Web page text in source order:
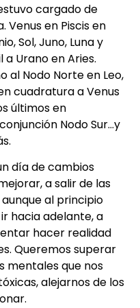
cargado de
Venus en Piscis en
Sol, Juno, Luna y
Urano en Aries.
al Nodo Norte en Leo,
cuadratura a Venus
últimos en
Nodo Sur…y
día de cambios
a salir de las
al principio
hacia adelante, a
hacer realidad
Queremos superar
mentales que nos
alejarnos de los